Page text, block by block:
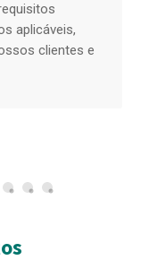
aplicáveis,
clientes e